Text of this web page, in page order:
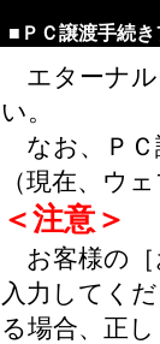
■ＰＣ譲渡手続き
エターナル
い。
なお、ＰＣ
（現在、ウ
＜注意＞
お客様の［
入力してく
る場合、正